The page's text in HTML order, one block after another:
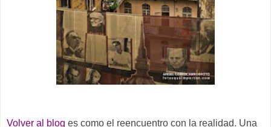
Volver al blog es como el reencuentro con la realidad. Una